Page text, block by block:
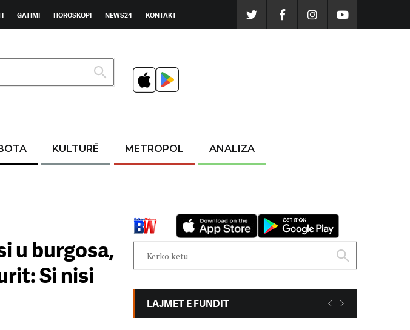
GATIMI HOROSKOPI NEWS24 KONTAKT
KULTURË METROPOL ANALIZA
u burgosa,
Si nisi
LAJMET E FUNDIT